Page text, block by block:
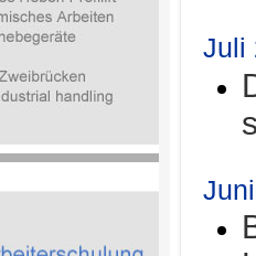
Juli